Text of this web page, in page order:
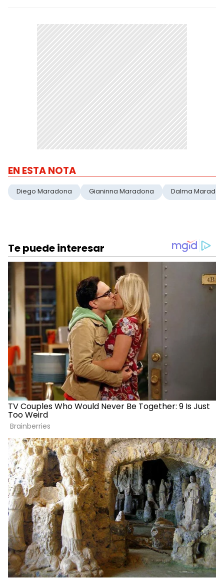
EN ESTA NOTA
Diego Maradona Gianinna Maradona Dalma